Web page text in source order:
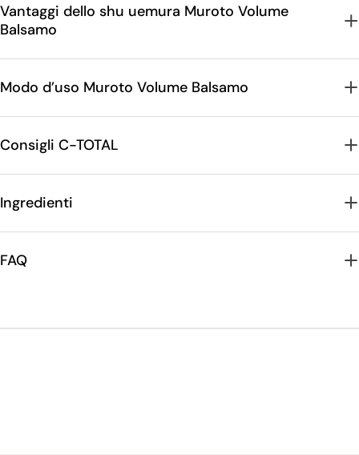
Vantaggi dello shu uemura Muroto Volume
Balsamo
Modo d’uso Muroto Volume Balsamo
Consigli C-TOTAL
Ingredienti
FAQ